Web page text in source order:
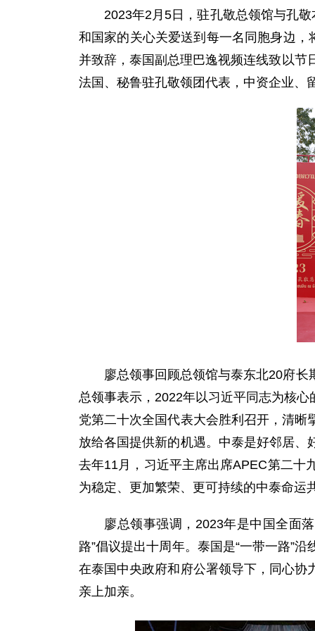
2023年2月5日，驻孔敬总领馆与孔
和国家的关心关爱送到每一名同胞身边，
并致辞，泰国副总理巴逸视频连线致以
法国、秘鲁驻孔敬领团代表，中资企业、
廖总领事回顾总领馆与泰东北20府
总领事表示，2022年以习近平同志为核
党第二十次全国代表大会胜利召开，清
放给各国提供新的机遇。中泰是好邻居
去年11月，习近平主席出席APEC第二十
为稳定、更加繁荣、更可持续的中泰命运
廖总领事强调，2023年是中国全面
路”倡议提出十周年。泰国是“一带一路”
在泰国中央政府和府公署领导下，同心
亲上加亲。